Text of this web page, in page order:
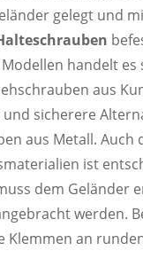
gelegt und
handelt es
aus
sicherere
aus Metall. Auch
ist
dem Geländer
werden.
Klemmen an